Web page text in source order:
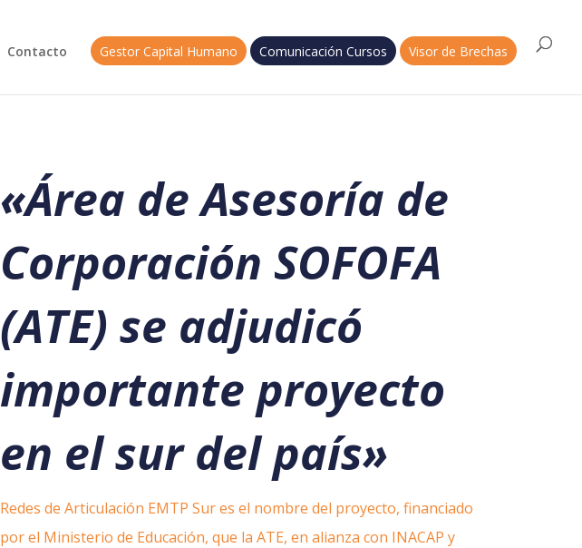
Contacto Gestor Capital Humano Comunicación Cursos Visor de Brechas
«Área de Asesoría de
Corporación SOFOFA
(ATE) se adjudicó
importante proyecto
en el sur del país»
Redes de Articulación EMTP Sur es el nombre del proyecto, financiado
por el Ministerio de Educación, que la ATE, en alianza con INACAP y